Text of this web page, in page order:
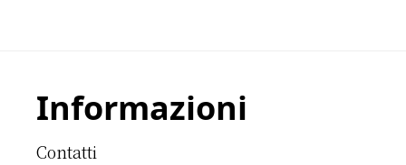
Footer
Informazioni
Contatti